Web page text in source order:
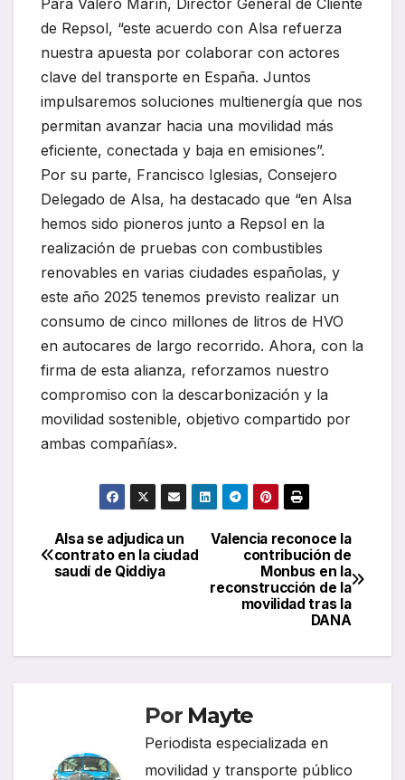
Para Valero Marín, Director General de Cliente
de Repsol, “este acuerdo con Alsa refuerza
nuestra apuesta por colaborar con actores
clave del transporte en España. Juntos
impulsaremos soluciones multienergía que nos
permitan avanzar hacia una movilidad más
eficiente, conectada y baja en emisiones”.
Por su parte, Francisco Iglesias, Consejero
Delegado de Alsa, ha destacado que “en Alsa
hemos sido pioneros junto a Repsol en la
realización de pruebas con combustibles
renovables en varias ciudades españolas, y
este año 2025 tenemos previsto realizar un
consumo de cinco millones de litros de HVO
en autocares de largo recorrido. Ahora, con la
firma de esta alianza, reforzamos nuestro
compromiso con la descarbonización y la
movilidad sostenible, objetivo compartido por
ambas compañías».
Navegación
de
Valencia reconoce la
contribución de
Monbus en la
reconstrucción de la
movilidad tras la
DANA
Alsa se adjudica un
contrato en la ciudad
saudí de Qiddiya
Por Mayte
Periodista especializada en
movilidad y transporte público